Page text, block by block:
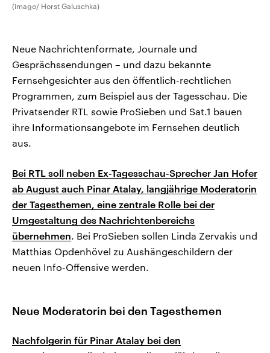
(imago/ Horst Galuschka)
Neue Nachrichtenformate, Journale und
Gesprächssendungen – und dazu bekannte
Fernsehgesichter aus den öffentlich-rechtlichen
Programmen, zum Beispiel aus der Tagesschau. Die
Privatsender RTL sowie ProSieben und Sat.1 bauen
ihre Informationsangebote im Fernsehen deutlich
aus.
Bei RTL soll neben Ex-Tagesschau-Sprecher Jan Hofer
ab August auch Pinar Atalay, langjährige Moderatorin
der Tagesthemen, eine zentrale Rolle bei der
Umgestaltung des Nachrichtenbereichs
übernehmen. Bei ProSieben sollen Linda Zervakis und
Matthias Opdenhövel zu Aushängeschildern der
neuen Info-Offensive werden.
Neue Moderatorin bei den Tagesthemen
Nachfolgerin für Pinar Atalay bei den